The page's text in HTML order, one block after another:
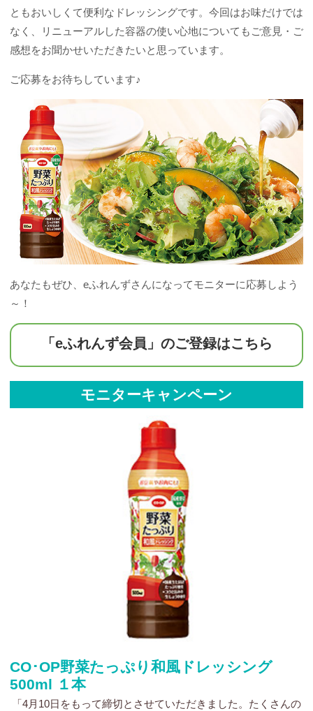
ともおいしくて便利なドレッシングです。今回はお味だけでは
なく、リニューアルした容器の使い心地についてもご意見・ご
感想をお聞かせいただきたいと思っています。
ご応募をお待ちしています♪
あなたもぜひ、eふれんずさんになってモニターに応募しよう
～！
「eふれんず会員」のご登録はこちら
モニターキャンペーン
CO･OP野菜たっぷり和風ドレッシング
500ml １本
「4月10日をもって締切とさせていただきました。たくさんの